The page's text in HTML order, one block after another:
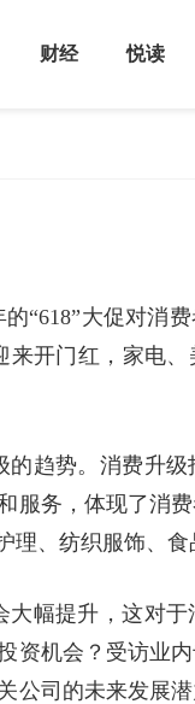
财经 悦读
“618”大促对消
来开门红，家电
的趋势。消费升
服务，体现了消
、纺织服饰、食
幅提升，这对
资机会？受访业
公司的未来发展